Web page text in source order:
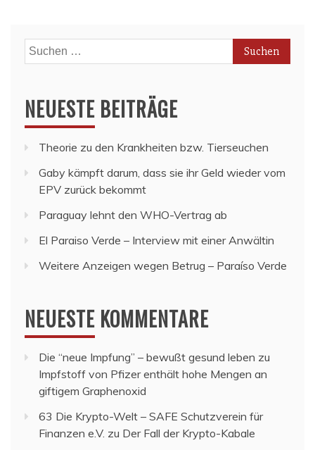
Suchen
nach:
NEUESTE BEITRÄGE
Theorie zu den Krankheiten bzw. Tierseuchen
Gaby kämpft darum, dass sie ihr Geld wieder vom
EPV zurück bekommt
Paraguay lehnt den WHO-Vertrag ab
El Paraiso Verde – Interview mit einer Anwältin
Weitere Anzeigen wegen Betrug – Paraíso Verde
NEUESTE KOMMENTARE
Die “neue Impfung” – bewußt gesund leben zu
Impfstoff von Pfizer enthält hohe Mengen an
giftigem Graphenoxid
63 Die Krypto-Welt – SAFE Schutzverein für
Finanzen e.V. zu Der Fall der Krypto-Kabale